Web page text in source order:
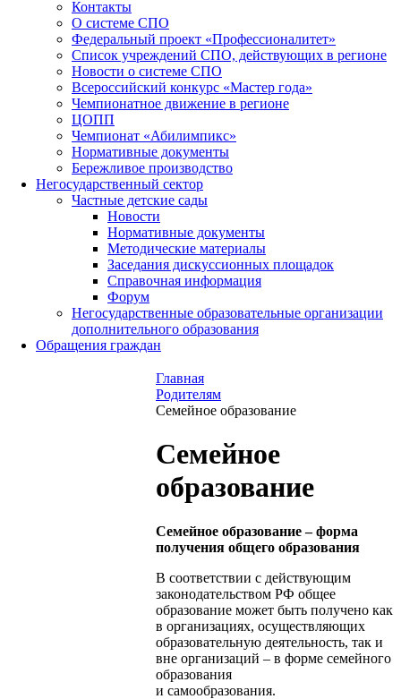
Контакты
О системе СПО
Федеральный проект «Профессионалитет»
Список учреждений СПО, действующих в регионе
Новости о системе СПО
Всероссийский конкурс «Мастер года»
Чемпионатное движение в регионе
ЦОПП
Чемпионат «Абилимпикс»
Нормативные документы
Бережливое производство
Негосударственный сектор
Частные детские сады
Новости
Нормативные документы
Методические материалы
Заседания дискуссионных площадок
Справочная информация
Форум
Негосударственные образовательные организации
дополнительного образования
Обращения граждан
Главная
Родителям
Семейное образование
Семейное
образование
Семейное образование – форма
получения общего образования
В соответствии с действующим
законодательством РФ общее
образование может быть получено как
в организациях, осуществляющих
образовательную деятельность, так и
вне организаций – в форме семейного
образования
и самообразования.